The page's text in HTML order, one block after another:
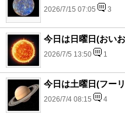
2026/7/15 07:05 3
今日は日曜日(おいお
2026/7/5 13:50 1
今日は土曜日(フー
2026/7/4 08:15 4